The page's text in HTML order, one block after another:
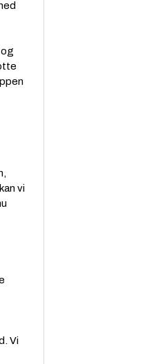
vi
Vi